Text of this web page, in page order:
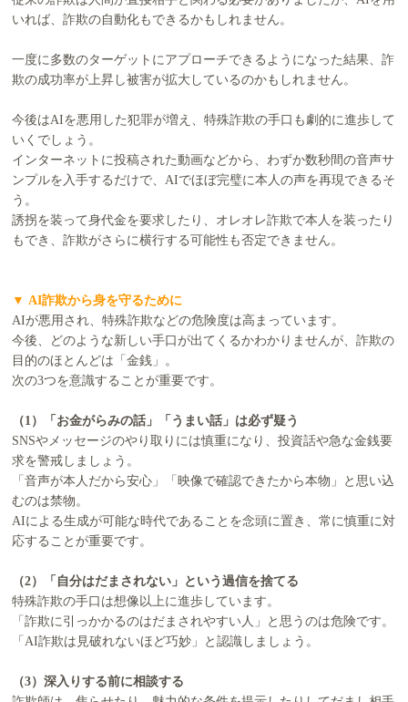
いれば、詐欺の自動化もできるかもしれません。
一度に多数のターゲットにアプローチできるようになった結果、詐
欺の成功率が上昇し被害が拡大しているのかもしれません。
今後はAIを悪用した犯罪が増え、特殊詐欺の手口も劇的に進歩して
いくでしょう。
インターネットに投稿された動画などから、わずか数秒間の音声サ
ンプルを入手するだけで、AIでほぼ完璧に本人の声を再現できるそ
う。
誘拐を装って身代金を要求したり、オレオレ詐欺で本人を装ったり
もでき、詐欺がさらに横行する可能性も否定できません。
▼ AI詐欺から身を守るために
AIが悪用され、特殊詐欺などの危険度は高まっています。
今後、どのような新しい手口が出てくるかわかりませんが、詐欺の
目的のほとんどは「金銭」。
次の3つを意識することが重要です。
（1）「お金がらみの話」「うまい話」は必ず疑う
SNSやメッセージのやり取りには慎重になり、投資話や急な金銭要
求を警戒しましょう。
「音声が本人だから安心」「映像で確認できたから本物」と思い込
むのは禁物。
AIによる生成が可能な時代であることを念頭に置き、常に慎重に対
応することが重要です。
（2）「自分はだまされない」という過信を捨てる
特殊詐欺の手口は想像以上に進歩しています。
「詐欺に引っかかるのはだまされやすい人」と思うのは危険です。
「AI詐欺は見破れないほど巧妙」と認識しましょう。
（3）深入りする前に相談する